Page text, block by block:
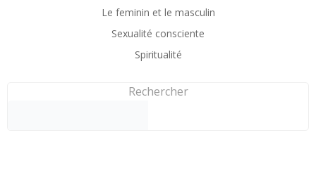
Le feminin et le masculin
Sexualité consciente
Spiritualité
Rechercher